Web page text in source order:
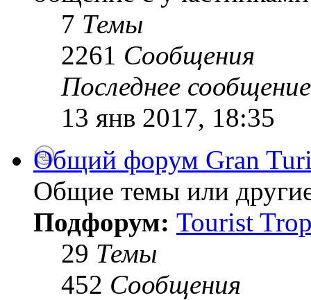
7 Темы
2261 Сообщения
Последнее сообщение
13 янв 2017, 18:35
Общий форум Gran
Общие темы или
Подфорум: Tourist
29 Темы
452 Сообщения